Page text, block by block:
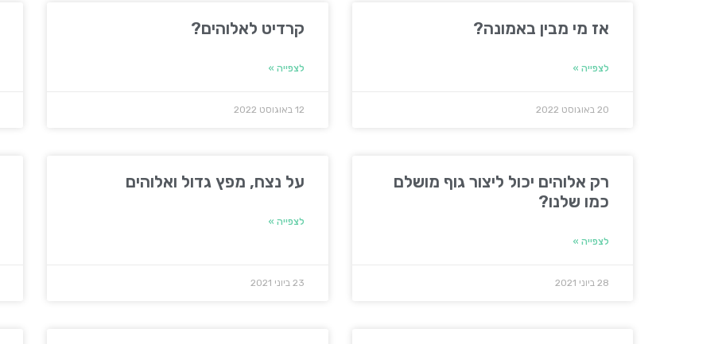
אז מי מבין באמונה?
לצפייה »
20 באוגוסט 2022
קרדיט לאלוהים?
לצפייה »
12 באוגוסט 2022
רק אלוהים יכול ליצור גוף מושלם
כמו שלנו?
לצפייה »
28 ביוני 2021
על נצח, מפץ גדול ואלוהים
לצפייה »
23 ביוני 2021